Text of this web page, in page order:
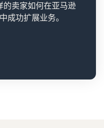
的卖家如何在亚马逊
成功扩展业务。